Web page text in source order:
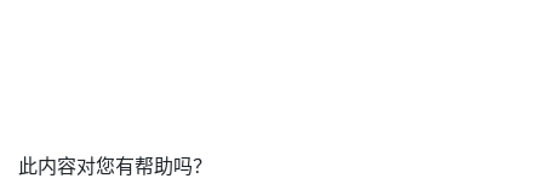
此内容对您有帮助吗？